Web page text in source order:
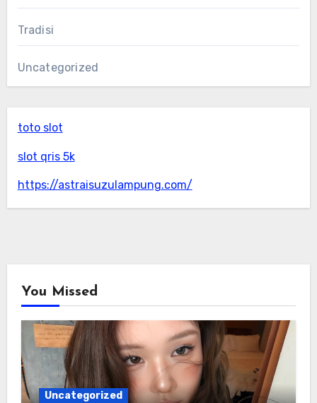
Tradisi
Uncategorized
toto slot
slot qris 5k
https://astraisuzulampung.com/
You Missed
Uncategorized